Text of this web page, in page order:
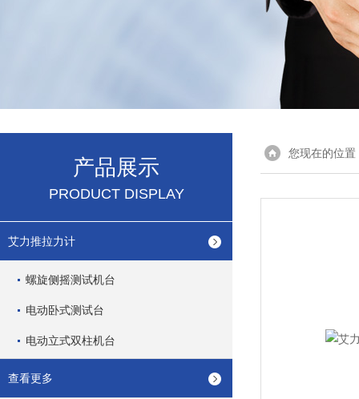
产品展示
PRODUCT DISPLAY
艾力推拉力计
螺旋侧摇测试机台
电动卧式测试台
电动立式双柱机台
查看更多
您现在的位置